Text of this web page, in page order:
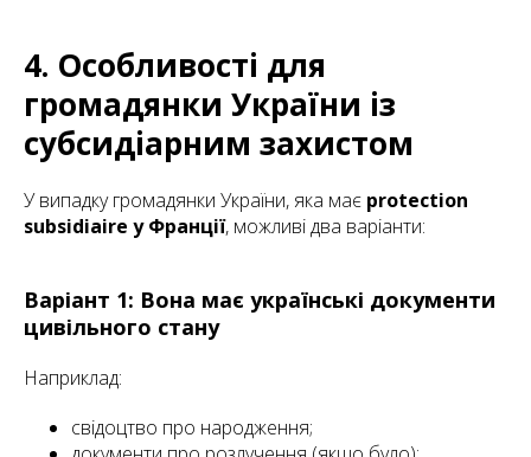
4. Особливості для
громадянки України із
субсидіарним захистом
У випадку громадянки України, яка має protection
subsidiaire у Франції, можливі два варіанти:
Варіант 1: Вона має українські документи
цивільного стану
Наприклад:
свідоцтво про народження;